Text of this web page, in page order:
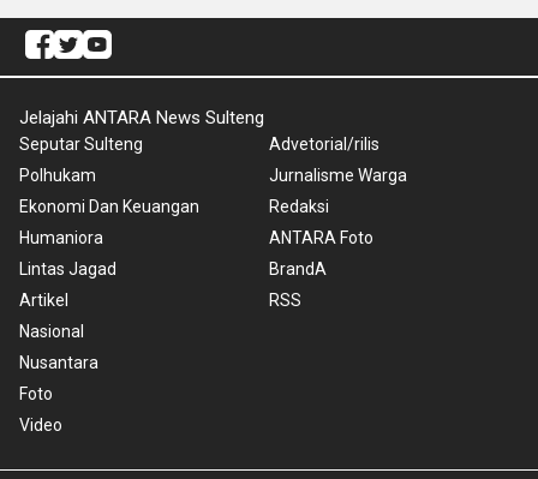
Jelajahi ANTARA News Sulteng
Seputar Sulteng
Polhukam
Ekonomi Dan Keuangan
Humaniora
Lintas Jagad
Artikel
Nasional
Nusantara
Foto
Video
Advetorial/rilis
Jurnalisme Warga
Redaksi
ANTARA Foto
BrandA
RSS